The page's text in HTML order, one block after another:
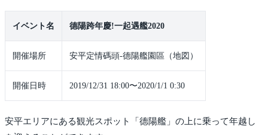
イベント名 德陽跨年慶!一起遇艦2020
開催場所 安平定情碼頭-德陽艦園區（地図）
開催日時 2019/12/31 18:00〜2020/1/1 0:30
安平エリアにある観光スポット「德陽艦」の上に乗って年越し